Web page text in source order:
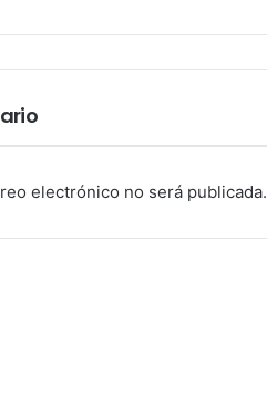
electrónico no será publicada.